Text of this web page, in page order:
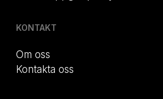
KONTAKT
Om oss
Kontakta oss